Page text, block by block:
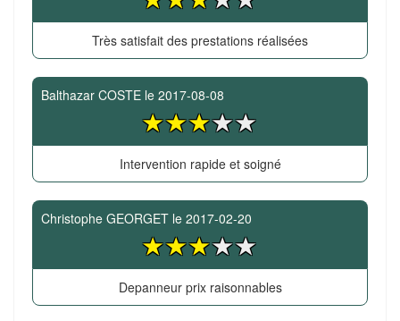
Très satisfait des prestations réalisées
Balthazar COSTE le 2017-08-08
Intervention rapide et soigné
Christophe GEORGET le 2017-02-20
Depanneur prix raisonnables